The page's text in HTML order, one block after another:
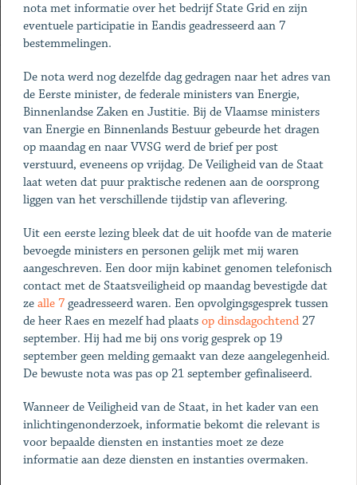
nota met informatie over het bedrijf State Grid en zijn
eventuele participatie in Eandis geadresseerd aan 7
bestemmelingen.
De nota werd nog dezelfde dag gedragen naar het adres van
de Eerste minister, de federale ministers van Energie,
Binnenlandse Zaken en Justitie. Bij de Vlaamse ministers
van Energie en Binnenlands Bestuur gebeurde het dragen
op maandag en naar VVSG werd de brief per post
verstuurd, eveneens op vrijdag. De Veiligheid van de Staat
laat weten dat puur praktische redenen aan de oorsprong
liggen van het verschillende tijdstip van aflevering.
Uit een eerste lezing bleek dat de uit hoofde van de materie
bevoegde ministers en personen gelijk met mij waren
aangeschreven. Een door mijn kabinet genomen telefonisch
contact met de Staatsveiligheid op maandag bevestigde dat
ze alle 7geadresseerd waren. Een opvolgingsgesprek tussen
de heer Raes en mezelf had plaats op dinsdagochtend27
september. Hij had me bij ons vorig gesprek op 19
september geen melding gemaakt van deze aangelegenheid.
De bewuste nota was pas op 21 september gefinaliseerd.
Wanneer de Veiligheid van de Staat, in het kader van een
inlichtingenonderzoek, informatie bekomt die relevant is
voor bepaalde diensten en instanties moet ze deze
informatie aan deze diensten en instanties overmaken.